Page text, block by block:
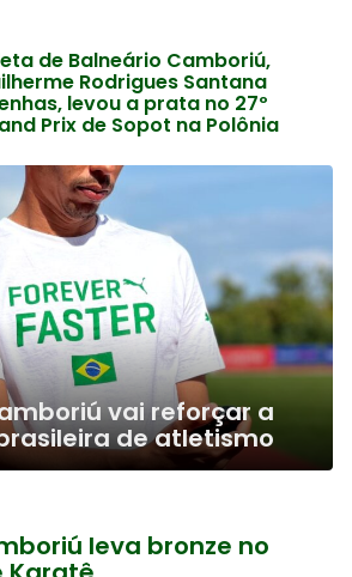
de Balneário Camboriú,
Rodrigues Santana
levou a prata no 27º
Prix de Sopot na Polônia
vai reforçar a
de atletismo
leva bronze no